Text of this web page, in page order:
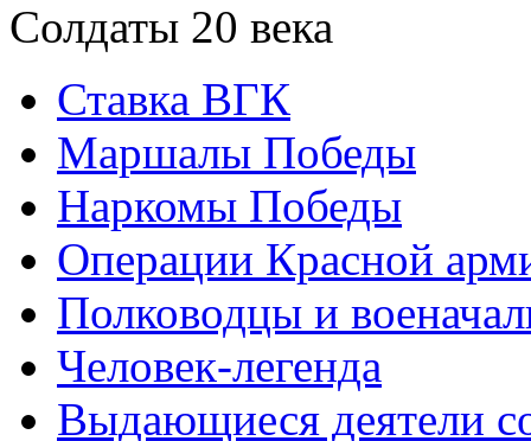
Солдаты 20 века
Ставка ВГК
Маршалы Победы
Наркомы Победы
Операции Красной
Полководцы и
Человек-легенда
Выдающиеся деятели